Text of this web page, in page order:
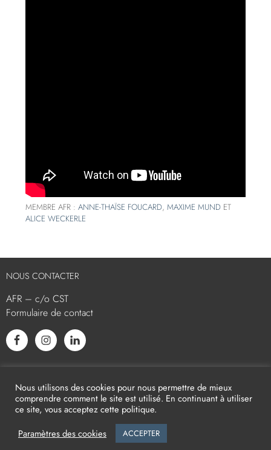
MEMBRE AFR :ANNE-THAÏSE FOUCARD,MAXIME MUND ET
ALICE WECKERLE
NOUS CONTACTER
AFR – c/o CST
Formulaire de contact
Nous utilisons des cookies pour nous permettre de mieux
comprendre comment le site est utilisé. En continuant à utiliser
ce site, vous acceptez cette politique.
Paramètres des cookies
ACCEPTER